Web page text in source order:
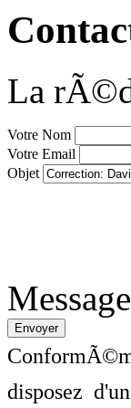
La
Votre Nom
Votre Email
Objet
Message
disposez